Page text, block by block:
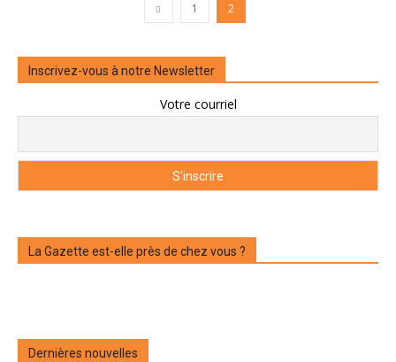
1 2
Inscrivez-vous à notre Newsletter
Votre courriel
La Gazette est-elle près de chez vous ?
Dernières nouvelles